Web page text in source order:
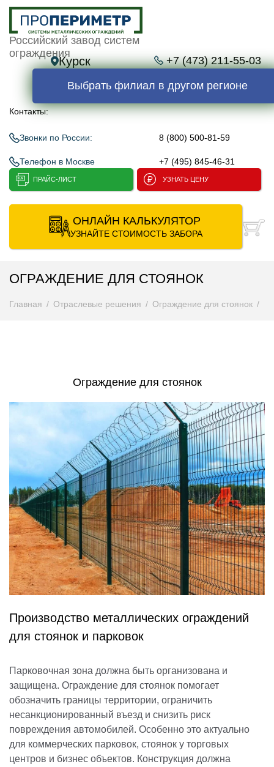
Российский завод систем
ограждения
Курск +7 (473) 211-55-03
Выбрать филиал в другом регионе
Контакты:
Звонки по России: 8 (800) 500-81-59
Телефон в Москве +7 (495) 845-46-31
ПРАЙС-ЛИСТ УЗНАТЬ ЦЕНУ
ОНЛАЙН КАЛЬКУЛЯТОР
УЗНАЙТЕ СТОИМОСТЬ ЗАБОРА
ОГРАЖДЕНИЕ ДЛЯ СТОЯНОК
Главная Отраслевые решения Ограждение для стоянок
Ограждение для стоянок
Производство металлических ограждений
для стоянок и парковок
Парковочная зона должна быть организована и
защищена. Ограждение для стоянок помогает
обозначить границы территории, ограничить
несанкционированный въезд и снизить риск
повреждения автомобилей. Особенно это актуально
для коммерческих парковок, стоянок у торговых
центров и бизнес объектов. Конструкция должна